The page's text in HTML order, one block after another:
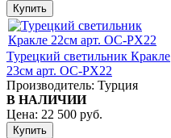
Турецкий светильник Кракле
23см арт. OC-PX22
Производитель: Турция
В НАЛИЧИИ
Цена: 22 500 руб.